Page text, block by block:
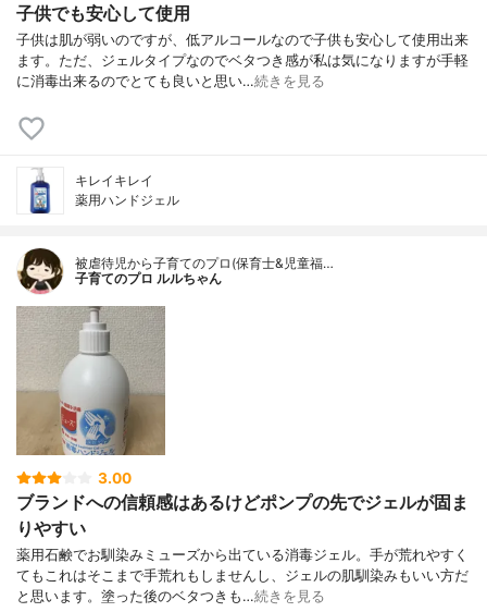
子供でも安心して使用
子供は肌が弱いのですが、低アルコールなので子供も安心して使用出来
ます。ただ、ジェルタイプなのでベタつき感が私は気になりますが手軽
に消毒出来るのでとても良いと思い…続きを見る
キレイキレイ
薬用ハンドジェル
被虐待児から子育てのプロ(保育士&児童福…
子育てのプロ ルルちゃん
3.00
ブランドへの信頼感はあるけどポンプの先でジェルが固ま
りやすい
薬用石鹸でお馴染みミューズから出ている消毒ジェル。手が荒れやすく
てもこれはそこまで手荒れもしませんし、ジェルの肌馴染みもいい方だ
と思います。塗った後のベタつきも…続きを見る